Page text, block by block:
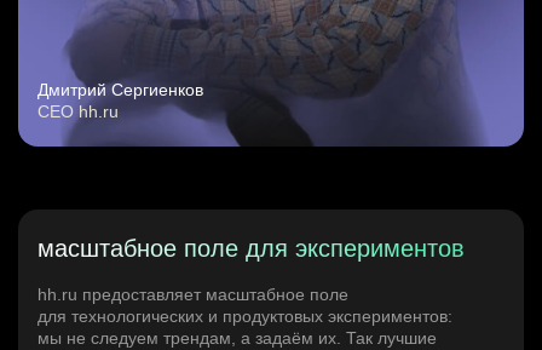
Дмитрий Сергиенков
CEO hh.ru
масштабное поле для экспериментов
hh.ru предоставляет масштабное поле
для технологических и продуктовых экспериментов:
мы не следуем трендам, а задаём их. Так лучшие